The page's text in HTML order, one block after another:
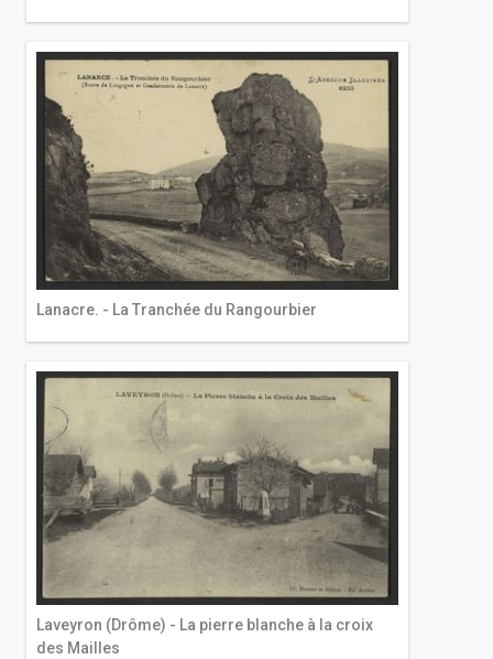
Lanacre. - La Tranchée du Rangourbier
Laveyron (Drôme) - La pierre blanche à la croix
des Mailles